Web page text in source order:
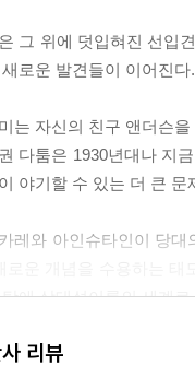
그 위에 덧입혀진 선입
로운 발견들이 이어진
는 자신의 친구 앤더슨
다툼은 1930년대나 지
야기할 수 있는 더 큰
레와 아인슈타인이 당
에 상대성이론의 세계
리뷰